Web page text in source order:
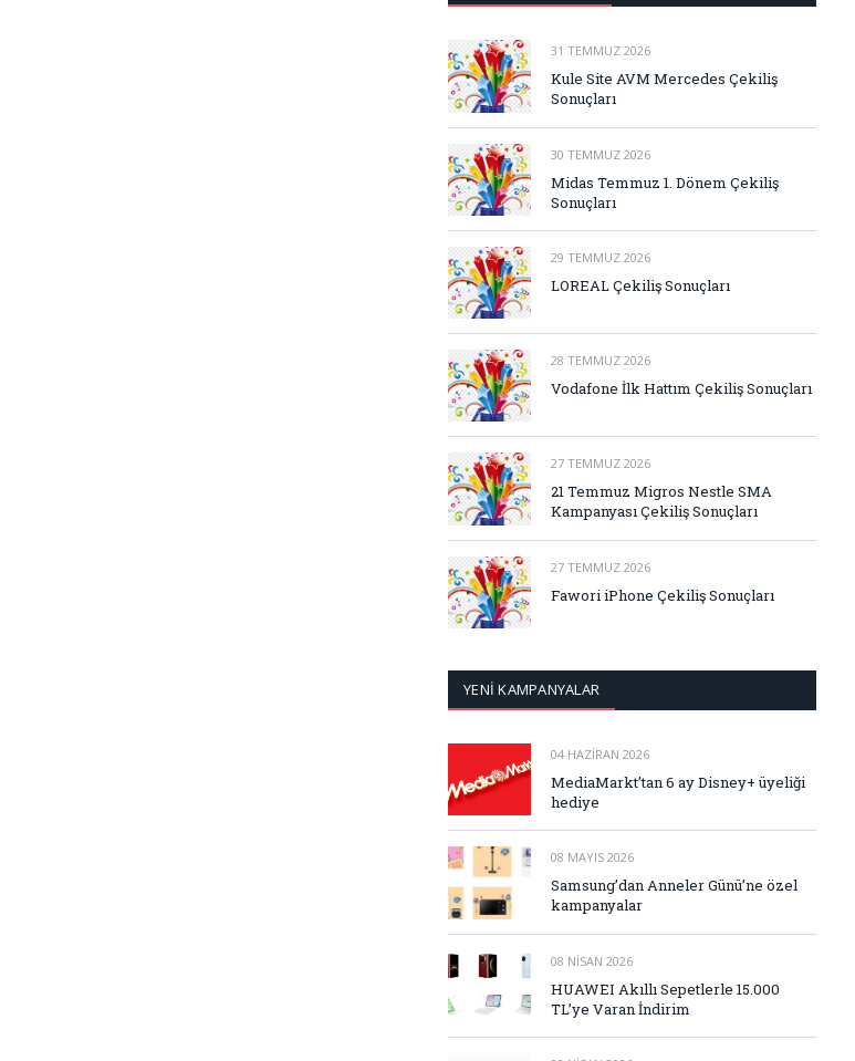
31 TEMMUZ 2026
Kule Site AVM Mercedes Çekiliş
Sonuçları
30 TEMMUZ 2026
Midas Temmuz 1. Dönem Çekiliş
Sonuçları
29 TEMMUZ 2026
LOREAL Çekiliş Sonuçları
28 TEMMUZ 2026
Vodafone İlk Hattım Çekiliş Sonuçları
27 TEMMUZ 2026
21 Temmuz Migros Nestle SMA
Kampanyası Çekiliş Sonuçları
27 TEMMUZ 2026
Fawori iPhone Çekiliş Sonuçları
YENİ KAMPANYALAR
04 HAZIRAN 2026
MediaMarkt’tan 6 ay Disney+ üyeliği
hediye
08 MAYIS 2026
Samsung’dan Anneler Günü’ne özel
kampanyalar
08 NISAN 2026
HUAWEI Akıllı Sepetlerle 15.000
TL’ye Varan İndirim